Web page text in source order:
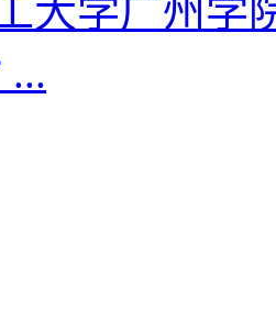
大学广州学
...